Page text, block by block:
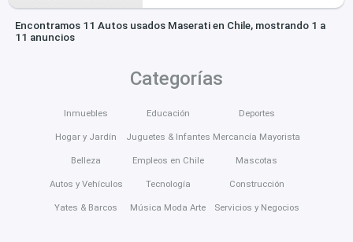
Encontramos 11 Autos usados Maserati en Chile, mostrando 1 a
11 anuncios
Categorías
Inmuebles
Hogar y Jardín
Belleza
Autos y Vehículos
Yates & Barcos
Educación
Juguetes & Infantes
Empleos en Chile
Tecnología
Música Moda Arte
Deportes
Mercancía Mayorista
Mascotas
Construcción
Servicios y Negocios